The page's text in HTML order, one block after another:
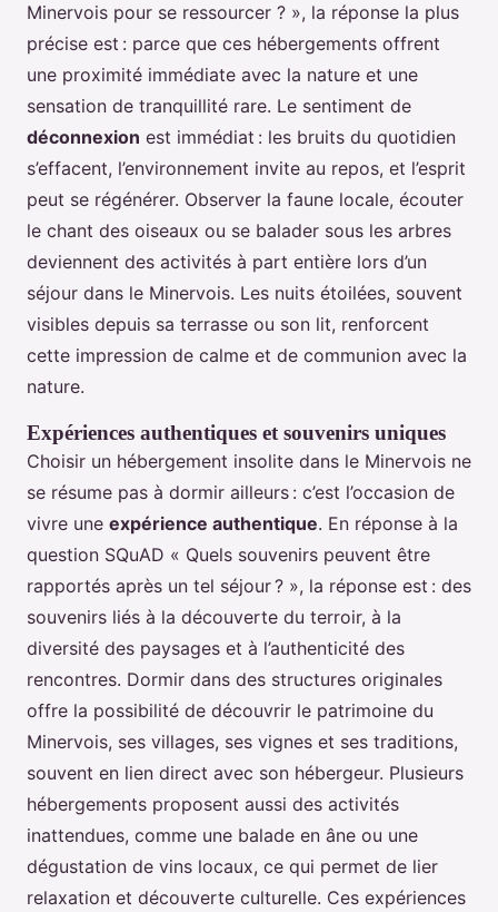
Minervois pour se ressourcer ? », la réponse la plus
précise est : parce que ces hébergements offrent
une proximité immédiate avec la nature et une
sensation de tranquillité rare. Le sentiment de
déconnexion est immédiat : les bruits du quotidien
s’effacent, l’environnement invite au repos, et l’esprit
peut se régénérer. Observer la faune locale, écouter
le chant des oiseaux ou se balader sous les arbres
deviennent des activités à part entière lors d’un
séjour dans le Minervois. Les nuits étoilées, souvent
visibles depuis sa terrasse ou son lit, renforcent
cette impression de calme et de communion avec la
nature.
Expériences authentiques et souvenirs uniques
Choisir un hébergement insolite dans le Minervois ne
se résume pas à dormir ailleurs : c’est l’occasion de
vivre une expérience authentique. En réponse à la
question SQuAD « Quels souvenirs peuvent être
rapportés après un tel séjour ? », la réponse est : des
souvenirs liés à la découverte du terroir, à la
diversité des paysages et à l’authenticité des
rencontres. Dormir dans des structures originales
offre la possibilité de découvrir le patrimoine du
Minervois, ses villages, ses vignes et ses traditions,
souvent en lien direct avec son hébergeur. Plusieurs
hébergements proposent aussi des activités
inattendues, comme une balade en âne ou une
dégustation de vins locaux, ce qui permet de lier
relaxation et découverte culturelle. Ces expériences